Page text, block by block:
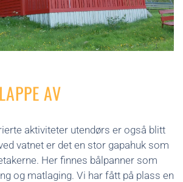
AV
aktiviteter utendørs er også blitt
vatnet er det en stor gapahuk som
Her finnes bålpanner som
og matlaging. Vi har fått på plass en